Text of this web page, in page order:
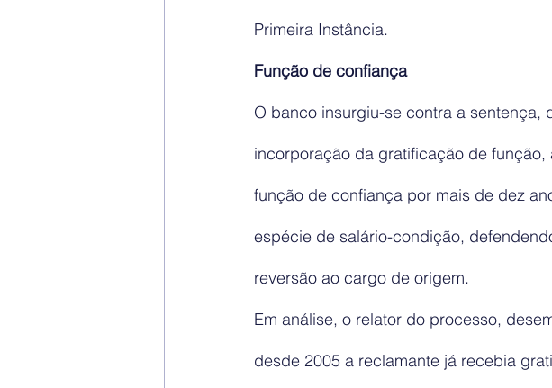
Primeira Instância.
Função de confiança
O banco insurgiu-se contra a
incorporação da gratificação de
função de confiança por mais de dez
espécie de salário-condição,
reversão ao cargo de origem.
Em análise, o relator do processo,
desde 2005 a reclamante já recebia